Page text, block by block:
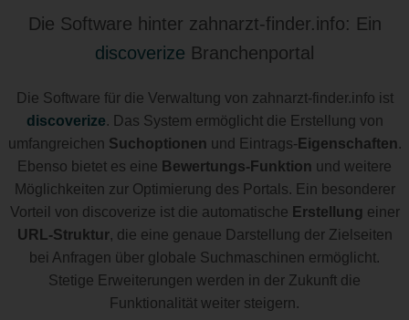
Die Software hinter zahnarzt-finder.info: Ein
discoverize Branchenportal
Die Software für die Verwaltung von zahnarzt-finder.info ist
discoverize. Das System ermöglicht die Erstellung von
umfangreichen Suchoptionen und Eintrags- Eigenschaften.
Ebenso bietet es eine Bewertungs-Funktion und weitere
Möglichkeiten zur Optimierung des Portals. Ein besonderer
Vorteil von discoverize ist die automatische Erstellung einer
URL-Struktur, die eine genaue Darstellung der Zielseiten
bei Anfragen über globale Suchmaschinen ermöglicht.
Stetige Erweiterungen werden in der Zukunft die
Funktionalität weiter steigern.